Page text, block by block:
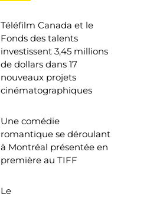
Téléfilm Canada et le
Fonds des talents
investissent 3,45 millions
de dollars dans 17
nouveaux projets
cinématographiques
Une comédie
romantique se déroulant
à Montréal présentée en
première au TIFF
Le